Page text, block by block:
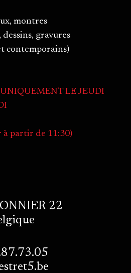
montres
gravures
contemporains)
LE JEUDI
partir de 11:30)
22